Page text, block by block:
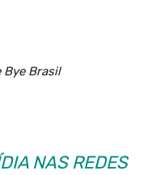
Bye Brasil
NAS REDES